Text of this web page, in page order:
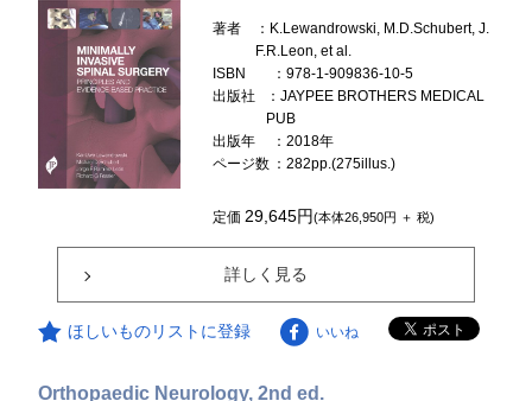
著者
：K.Lewandrowski, M.D.Schubert, J.
F.R.Leon, et al.
ISBN
：978-1-909836-10-5
出版社
：JAYPEE BROTHERS MEDICAL
PUB
出版年
：2018年
ページ数 ：282pp.(275illus.)
定価29,645円(本体26,950円 ＋ 税)
詳しく見る
ほしいものリストに登録 いいね
Orthopaedic Neurology, 2nd ed.